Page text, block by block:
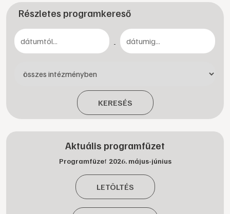
Részletes programkereső
-
KERESÉS
Aktuális programfüzet
Programfüzet 2026. május-június
LETÖLTÉS